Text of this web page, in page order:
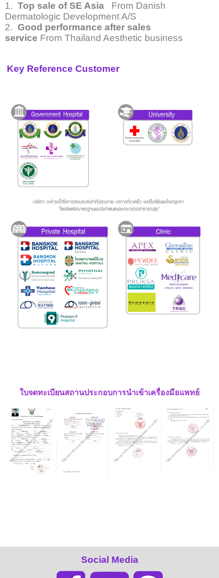
1. Top sale of SE Asia From Danish
Dermatologic Development A/S
2. Good performance after sales
service From Thailand Aesthetic business
Key Reference Customer
ใบจดทะเบียนสถานประกอบการนำเข้าเครื่องมือแพทย์
Social Media